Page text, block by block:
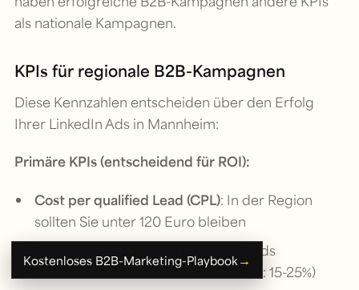
als nationale Kampagnen.
KPIs für regionale B2B-Kampagnen
Diese Kennzahlen entscheiden über den Erfolg
Ihrer LinkedIn Ads in Mannheim:
Primäre KPIs (entscheidend für ROI):
Cost per qualified Lead (CPL): In der Region
sollten Sie unter 120 Euro bleiben
: Lokale Leads
konvertieren oft besser (Benchmark: 15-25%)
Kostenloses B2B-Marketing-Playbook →